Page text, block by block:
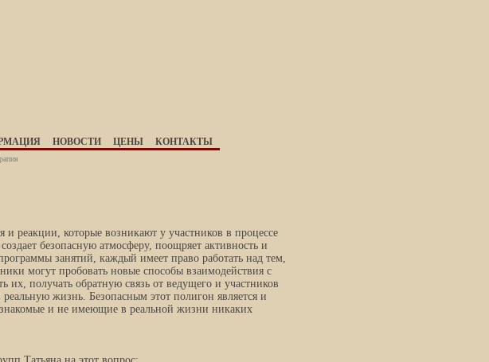
НОВОСТИ ЦЕНЫ КОНТАКТЫ
реакции, которые возникают у участников в процессе
безопасную атмосферу, поощряет активность и
занятий, каждый имеет право работать над тем,
могут пробовать новые способы взаимодействия с
получать обратную связь от ведущего и участников
жизнь. Безопасным этот полигон является и
и не имеющие в реальной жизни никаких